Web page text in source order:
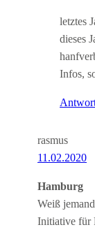
letztes
dieses
Infos,
rasmus
11.02.2020
Hamburg
Weiß
Initiative für